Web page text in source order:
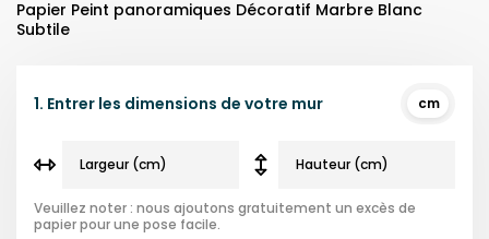
Papier Peint panoramiques Décoratif Marbre Blanc
Subtile
1. Entrer les dimensions de votre mur cm
Veuillez noter : nous ajoutons gratuitement un excès de
papier pour une pose facile.